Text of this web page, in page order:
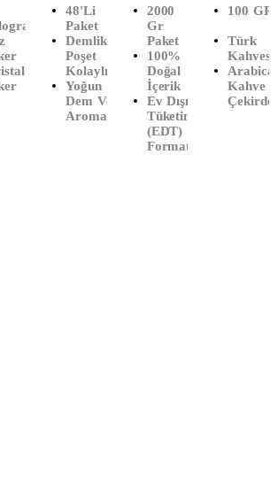
(1
Herdem
Tiryaki
48'li
Demlik
Poşet
Çay
48'li
Paket
Demlik
Poşet
Kolaylığı
Yoğun
Dem Ve
Aroma
Tiryaki
Siyah
Çay
(2000
Gr)
2000
Gr
Paket
100%
Doğal
İçerik
Ev Dışı
Tüketim
(EDT)
Formatı
Mehmet
Türk
Kahvesi
(100
GR)
100 GR
Türk
Kahvesi
Arabica
Kahve